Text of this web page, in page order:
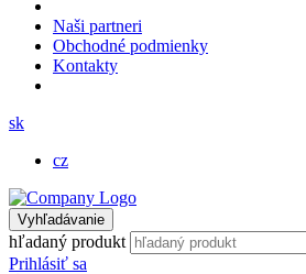
Naši partneri
Obchodné podmienky
Kontakty
sk
cz
Vyhľadávanie
hľadaný produkt
Prihlásiť sa